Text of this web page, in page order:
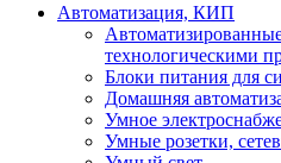
Автоматизация, КИП
технологическими
Блоки питания для
Домашняя
Умное
Умные розетки,